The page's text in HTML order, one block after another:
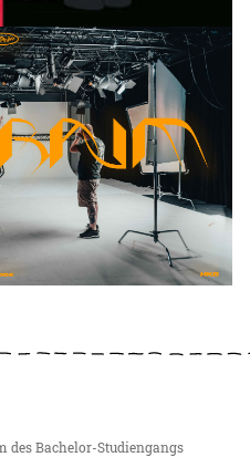
des Bachelor-Studiengangs